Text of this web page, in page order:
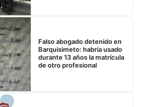
Falso abogado detenido en
Barquisimeto: habría usado
durante 13 años la matrícula
de otro profesional